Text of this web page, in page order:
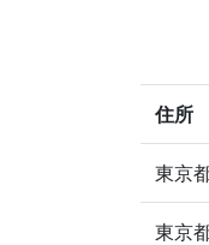
住所
東京
東京